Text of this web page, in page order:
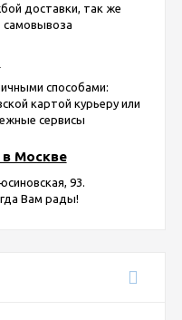
доставки, так же
самовывоза
способами:
картой курьеру или
сервисы
Москве
93.
Вам рады!